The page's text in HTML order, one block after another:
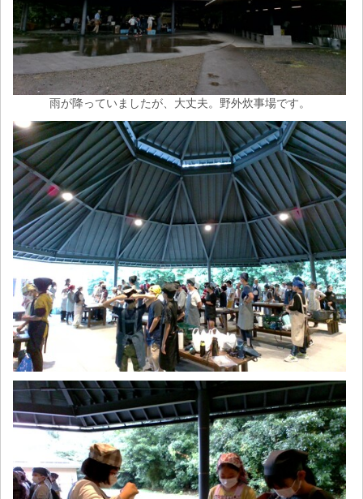
雨が降っていましたが、大丈夫。野外炊事場です。